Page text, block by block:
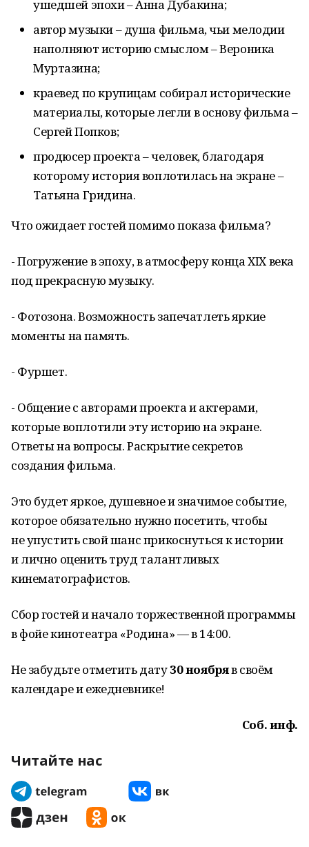
ушедшей эпохи – Анна Дубакина;
автор музыки – душа фильма, чьи мелодии
наполняют историю смыслом – Вероника
Муртазина;
краевед по крупицам собирал исторические
материалы, которые легли в основу фильма –
Сергей Попков;
продюсер проекта – человек, благодаря
которому история воплотилась на экране –
Татьяна Гридина.
Что ожидает гостей помимо показа фильма?
- Погружение в эпоху, в атмосферу конца XIX века
под прекрасную музыку.
- Фотозона. Возможность запечатлеть яркие
моменты на память.
- Фуршет.
- Общение с авторами проекта и актерами,
которые воплотили эту историю на экране.
Ответы на вопросы. Раскрытие секретов
создания фильма.
Это будет яркое, душевное и значимое событие,
которое обязательно нужно посетить, чтобы
не упустить свой шанс прикоснуться к истории
и лично оценить труд талантливых
кинематографистов.
Сбор гостей и начало торжественной программы
в фойе кинотеатра «Родина» — в 14:00.
Не забудьте отметить дату30 ноябряв своём
календаре и ежедневнике!
Соб. инф.
Читайте нас